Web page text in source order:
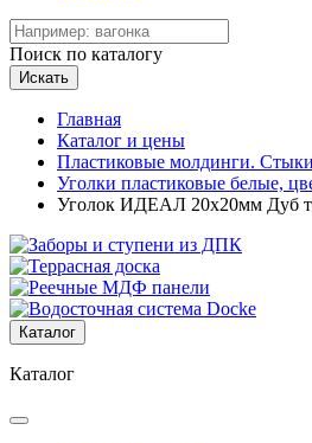
Поиск по каталогу
Искать
Главная
Каталог и цены
Пластиковые молдинги.
Уголки пластиковые белые,
Уголок ИДЕАЛ 20х20мм Дуб
Каталог
Каталог